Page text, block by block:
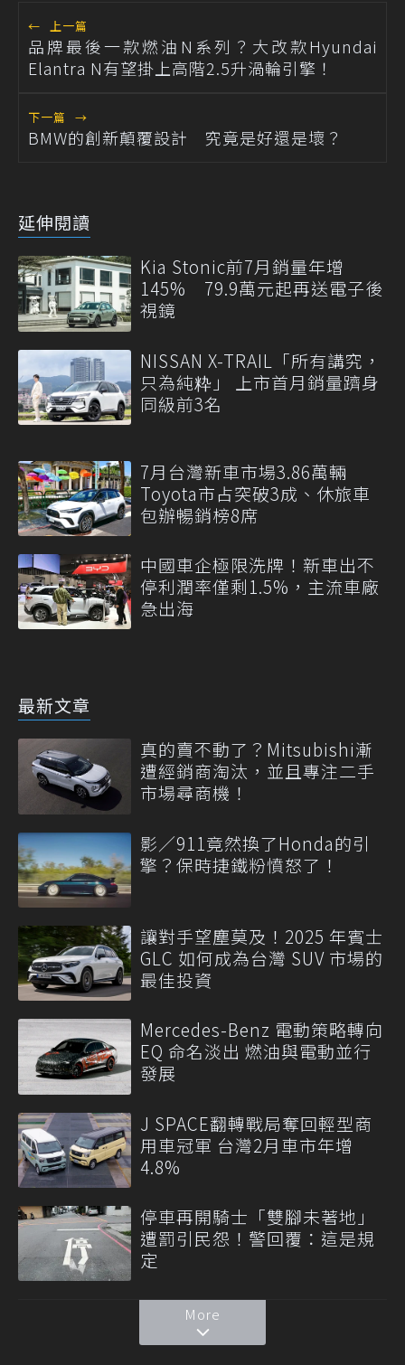
← 上一篇
品牌最後一款燃油N系列？大改款Hyundai
Elantra N有望掛上高階2.5升渦輪引擎！
下一篇 →
BMW的創新顛覆設計 究竟是好還是壞？
延伸閱讀
Kia Stonic前7月銷量年增
145% 79.9萬元起再送電子後
視鏡
NISSAN X-TRAIL「所有講究，
只為純粋」 上市首月銷量躋身
同級前3名
7月台灣新車市場3.86萬輛
Toyota市占突破3成、休旅車
包辦暢銷榜8席
中國車企極限洗牌！新車出不
停利潤率僅剩1.5%，主流車廠
急出海
最新文章
真的賣不動了？Mitsubishi漸
遭經銷商淘汰，並且專注二手
市場尋商機！
影／911竟然換了Honda的引
擎？保時捷鐵粉憤怒了！
讓對手望塵莫及！2025 年賓士
GLC 如何成為台灣 SUV 市場的
最佳投資
Mercedes-Benz 電動策略轉向
EQ 命名淡出 燃油與電動並行
發展
J SPACE翻轉戰局奪回輕型商
用車冠軍 台灣2月車市年增
4.8%
停車再開騎士「雙腳未著地」
遭罰引民怨！警回覆：這是規
定
More